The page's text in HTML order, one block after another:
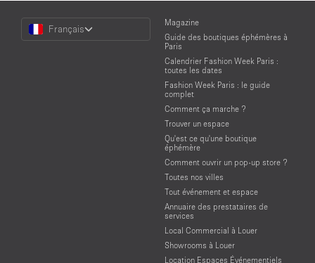
Choose
Language
Français
Magazine
Guide des boutiques éphémères à
Paris
Calendrier Fashion Week Paris :
toutes les dates
Fashion Week Paris : le guide
complet
Comment ça marche ?
Trouver un espace
Qu'est ce qu'une boutique
éphémère
Comment ouvrir un pop-up store ?
Toutes nos villes
Tout événement et espace
Annuaire des prestataires de
services
Local Commercial à Louer
Showrooms à Louer
Location Espaces Événementiels